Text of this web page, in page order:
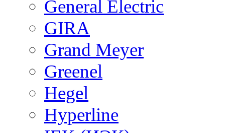
General Electric
GIRA
Grand Meyer
Greenel
Hegel
Hyperline